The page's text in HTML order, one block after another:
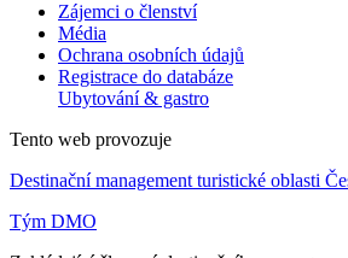
Zájemci o členství
Média
Ochrana osobních údajů
Registrace do databáze
Ubytování & gastro
Tento web provozuje
Destinační management turistické oblasti
Tým DMO